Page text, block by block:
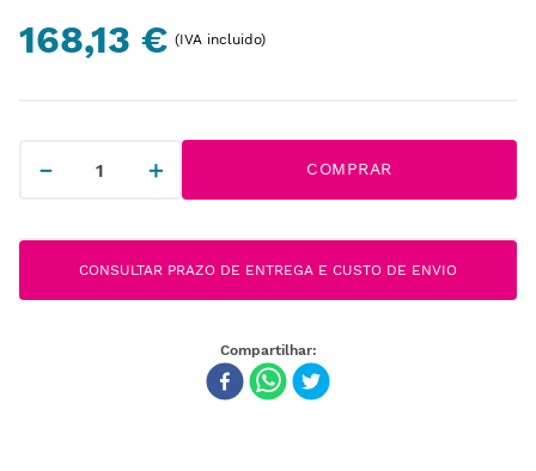
168,13 € (IVA incluido)
＋
－ COMPRAR
CONSULTAR PRAZO DE ENTREGA E CUSTO DE ENVIO